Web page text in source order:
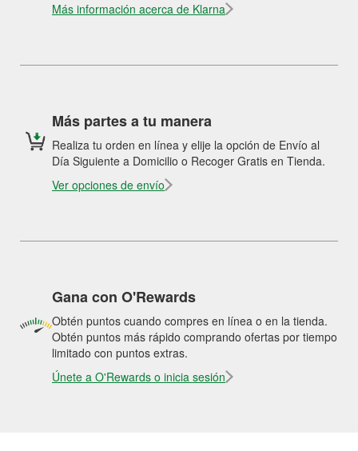
Más información acerca de Klarna
Más partes a tu manera
Realiza tu orden en línea y elije la opción de Envío al
Día Siguiente a Domicilio o Recoger Gratis en Tienda.
Ver opciones de envío
Gana con O'Rewards
Obtén puntos cuando compres en línea o en la tienda.
Obtén puntos más rápido comprando ofertas por tiempo
limitado con puntos extras.
Únete a O'Rewards o inicia sesión